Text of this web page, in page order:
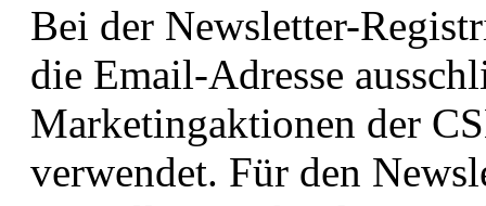
Bei der Newsletter-
die Email-Adresse
Marketingaktionen der
verwendet. Für den